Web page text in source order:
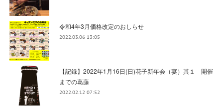
令和4年3月価格改定のおしらせ
2022.03.06 13:05
【記録】2022年1月16日(日)花子新年会（宴）其１ 開催
までの葛藤
2022.02.12 07:52